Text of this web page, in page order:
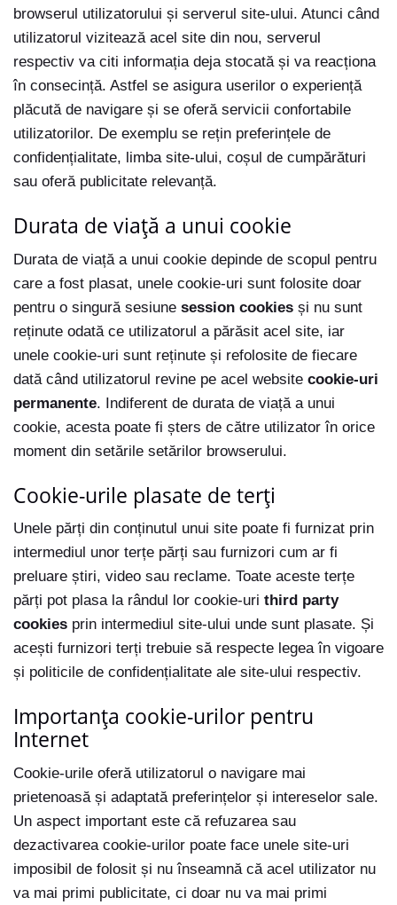
browserul utilizatorului și serverul site-ului. Atunci când
utilizatorul vizitează acel site din nou, serverul
respectiv va citi informația deja stocată și va reacționa
în consecință. Astfel se asigura userilor o experiență
plăcută de navigare și se oferă servicii confortabile
utilizatorilor. De exemplu se rețin preferințele de
confidențialitate, limba site-ului, coșul de cumpărături
sau oferă publicitate relevanță.
Durata de viață a unui cookie
Durata de viață a unui cookie depinde de scopul pentru
care a fost plasat, unele cookie-uri sunt folosite doar
pentru o singură sesiune session cookies și nu sunt
reținute odată ce utilizatorul a părăsit acel site, iar
unele cookie-uri sunt reținute și refolosite de fiecare
dată când utilizatorul revine pe acel website cookie-uri
permanente. Indiferent de durata de viață a unui
cookie, acesta poate fi șters de către utilizator în orice
moment din setările setărilor browserului.
Cookie-urile plasate de terți
Unele părți din conținutul unui site poate fi furnizat prin
intermediul unor terțe părți sau furnizori cum ar fi
preluare știri, video sau reclame. Toate aceste terțe
părți pot plasa la rândul lor cookie-uri third party
cookies prin intermediul site-ului unde sunt plasate. Și
acești furnizori terți trebuie să respecte legea în vigoare
și politicile de confidențialitate ale site-ului respectiv.
Importanța cookie-urilor pentru
Internet
Cookie-urile oferă utilizatorul o navigare mai
prietenoasă și adaptată preferințelor și intereselor sale.
Un aspect important este că refuzarea sau
dezactivarea cookie-urilor poate face unele site-uri
imposibil de folosit și nu înseamnă că acel utilizator nu
va mai primi publicitate, ci doar nu va mai primi